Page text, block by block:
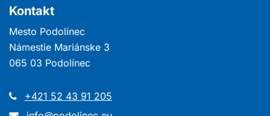
Kontakt
Mesto Podolínec
Námestie Mariánske 3
065 03 Podolínec
+421 52 43 91 205